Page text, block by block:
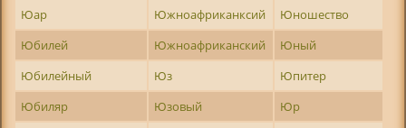
Юар
Южноафриканксий
Юношество
Юбилей
Южноафриканский
Юный
Юбилейный
Юз
Юпитер
Юбиляр
Юзовый
Юр